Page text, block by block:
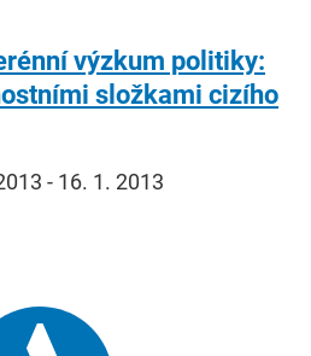
výzkum politiky:
složkami cizího
- 16. 1. 2013